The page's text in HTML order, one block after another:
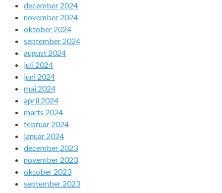
december 2024
november 2024
oktober 2024
september 2024
august 2024
juli 2024
juni 2024
maj 2024
april 2024
marts 2024
februar 2024
januar 2024
december 2023
november 2023
oktober 2023
september 2023